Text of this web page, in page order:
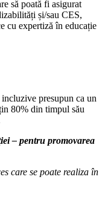
să poată fi asigurat
și/sau CES,
cu expertiză în educație
presupun ca un
80% din timpul său
– pentru promovarea
care se poate realiza în